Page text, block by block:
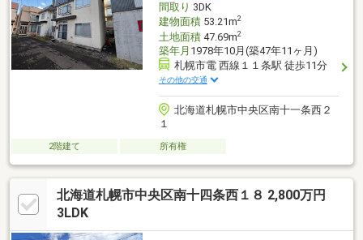
間取り 3DK
建物面積53.21m2
土地面積47.69m2
築年月 1978年10月(築47年11ヶ月)
札幌市電 西線１１条駅 徒歩11分
その他の交通
北海道札幌市中央区南十一条西２
１
2階建て 所有権
北海道札幌市中央区南十四条西１８ 2,800万円
3LDK